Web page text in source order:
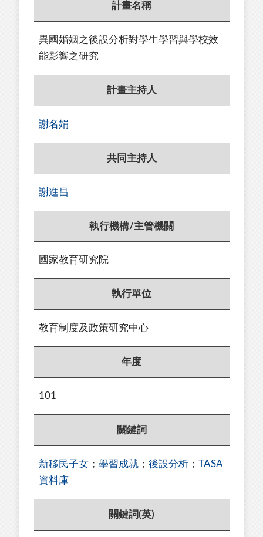
計畫名稱
異國婚姻之後設分析對學生學習與學校效
能影響之研究
計畫主持人
謝名娟
共同主持人
謝進昌
執行機構/主管機關
國家教育研究院
執行單位
教育制度及政策研究中心
年度
101
關鍵詞
新移民子女 ； 學習成就 ； 後設分析 ； TASA
資料庫
關鍵詞(英)